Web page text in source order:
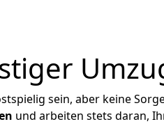
sein, aber keine
und arbeiten stets daran,